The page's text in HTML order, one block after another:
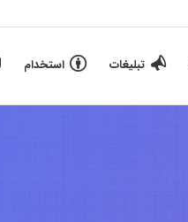
تبلیغات استخدام